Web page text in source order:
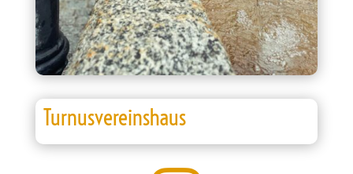
Turnusvereinshaus